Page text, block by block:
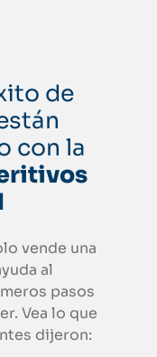
de
con la
vende una
al
pasos
Vea lo que
dijeron: